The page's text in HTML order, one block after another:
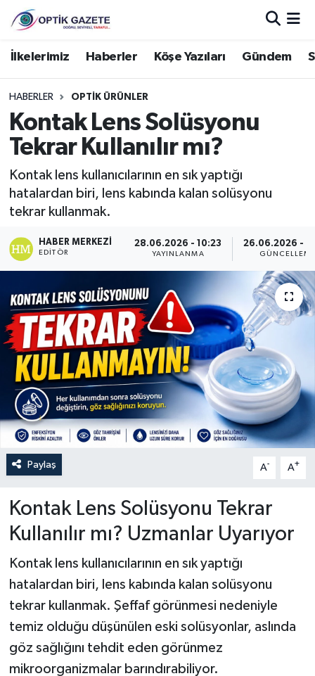
İlkelerimiz Haberler Köşe Yazıları Gündem
HABERLER OPTIK ÜRÜNLER
Kontak Lens Solüsyonu
Tekrar Kullanılır mı?
Kontak lens kullanıcılarının en sık yaptığı
hatalardan biri, lens kabında kalan solüsyonu
tekrar kullanmak.
HABER MERKEZI
EDITÖR
28.06.2026 - 10:23
YAYINLANMA
26.06.2026 -
Paylaş A- A+
Kontak Lens Solüsyonu Tekrar
Kullanılır mı? Uzmanlar Uyarıyor
Kontak lens kullanıcılarının en sık yaptığı
hatalardan biri, lens kabında kalan solüsyonu
tekrar kullanmak. Şeffaf görünmesi nedeniyle
temiz olduğu düşünülen eski solüsyonlar, aslında
göz sağlığını tehdit eden görünmez
mikroorganizmalar barındırabiliyor.
Nöbetçi Eczaneler
Hava Durumu
İstanbul Namaz Vakitleri
Süper Lig Puan Durumu ve Fikstür
Son Dakika Haberleri
Haber Arşivi